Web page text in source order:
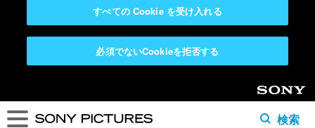
必須でないCookieを拒否する
すべての Cookie を受け入れる
Sony
検索